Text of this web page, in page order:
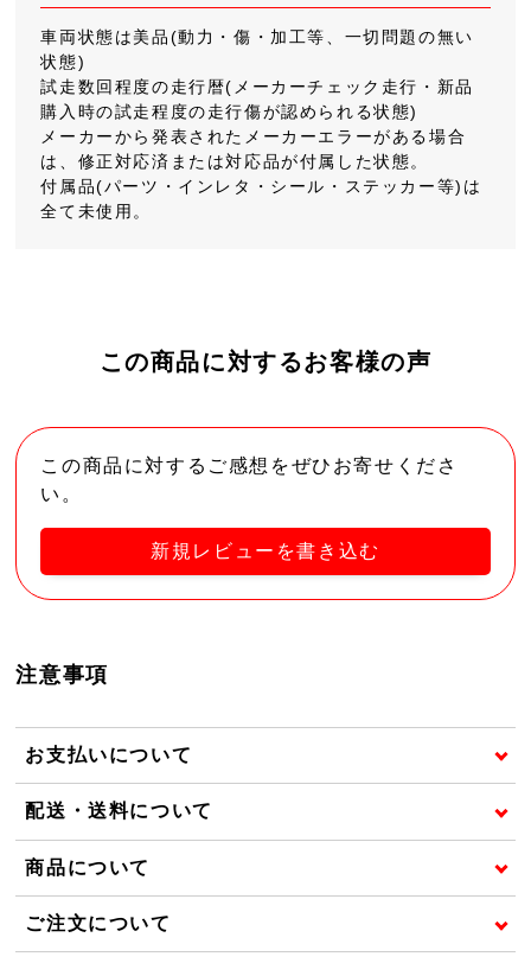
車両状態は美品(動力・傷・加工等、一切問題の無い
状態)
試走数回程度の走行暦(メーカーチェック走行・新品
購入時の試走程度の走行傷が認められる状態)
メーカーから発表されたメーカーエラーがある場合
は、修正対応済または対応品が付属した状態。
付属品(パーツ・インレタ・シール・ステッカー等)は
全て未使用。
この商品に対するお客様の声
この商品に対するご感想をぜひお寄せくださ
い。
新規レビューを書き込む
注意事項
お支払いについて
配送・送料について
商品について
ご注文について